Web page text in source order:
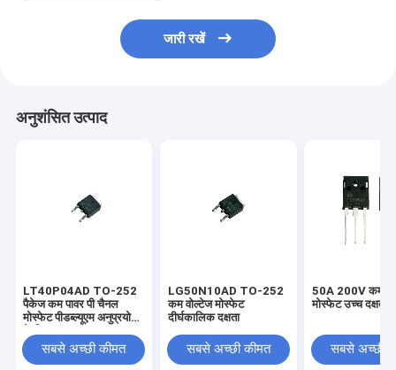
जारी रखें
अनुशंसित उत्पाद
LT40P04AD TO-252
पैकेज कम पावर पी चैनल
मोस्फेट पीडब्ल्यूएम अनुप्रयोग
सबसे अच्छी कीमत
LG50N10AD TO-252
कम वोल्टेज मोस्फेट
दीर्घकालिक दक्षता
सबसे अच्छी कीमत
50A 200V कम
मोस्फेट उच्च दक्षता
सबसे अच्छी